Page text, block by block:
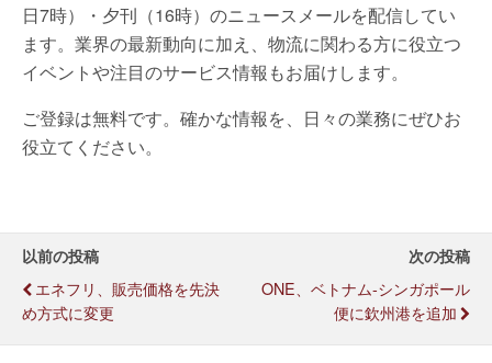
日7時）・夕刊（16時）のニュースメールを配信してい
ます。業界の最新動向に加え、物流に関わる方に役立つ
イベントや注目のサービス情報もお届けします。
ご登録は無料です。確かな情報を、日々の業務にぜひお
役立てください。
以前の投稿
エネフリ、販売価格を先決
め方式に変更
次の投稿
ONE、ベトナム-シンガポール
便に欽州港を追加